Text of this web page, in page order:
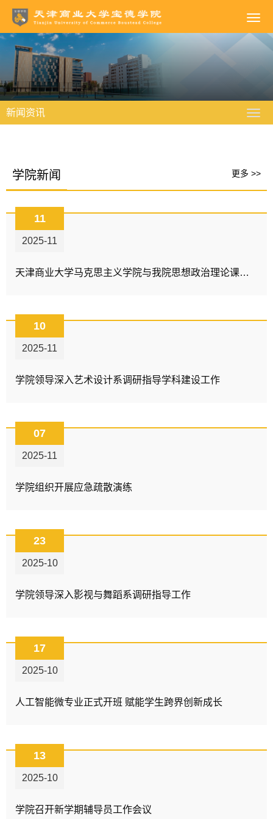
新闻资讯
学院新闻 更多 >>
11
2025-11
天津商业大学马克思主义学院与我院思想政治理论课教学部合作共建签约仪式暨首次集体备课会成功举行
10
2025-11
​学院领导深入艺术设计系调研指导学科建设工作
07
2025-11
学院组织开展应急疏散演练
23
2025-10
学院领导深入影视与舞蹈系调研指导工作
17
2025-10
人工智能微专业正式开班 赋能学生跨界创新成长
13
2025-10
学院召开新学期辅导员工作会议